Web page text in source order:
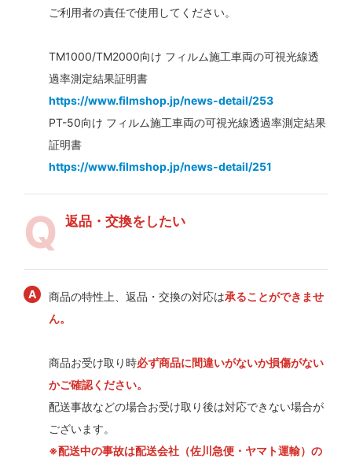
ご利用者の責任で使用してください。
TM1000/TM2000向け フィルム施工車両の可視光線透
過率測定結果証明書
https://www.filmshop.jp/news-detail/253
PT-50向け フィルム施工車両の可視光線透過率測定結果
証明書
https://www.filmshop.jp/news-detail/251
返品・交換をしたい
商品の特性上、返品・交換の対応は承ることができませ
ん。
商品お受け取り時必ず商品に間違いがないか損傷がない
かご確認ください。
配送事故などの場合お受け取り後は対応できない場合が
ございます。
※配送中の事故は配送会社（佐川急便・ヤマト運輸）の